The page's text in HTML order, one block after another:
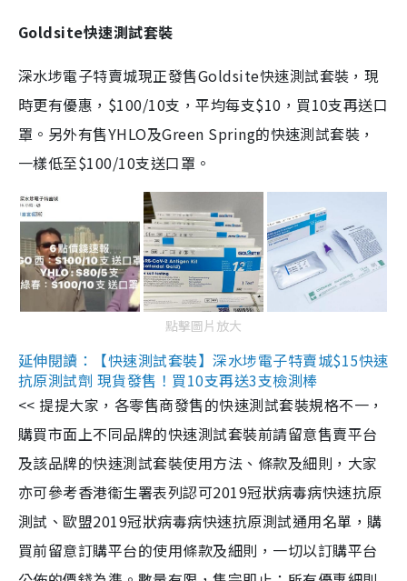
Goldsite快速測試套裝
深水埗電子特賣城現正發售Goldsite快速測試套裝，現
時更有優惠，$100/10支，平均每支$10，買10支再送口
罩。另外有售YHLO及Green Spring的快速測試套裝，
一樣低至$100/10支送口罩。
點擊圖片放大
延伸閱讀：【快速測試套裝】深水埗電子特賣城$15快速
抗原測試劑 現貨發售！買10支再送3支檢測棒
<< 提提大家，各零售商發售的快速測試套裝規格不一，
購買市面上不同品牌的快速測試套裝前請留意售賣平台
及該品牌的快速測試套裝使用方法、條款及細則，大家
亦可參考香港衞生署表列認可2019冠狀病毒病快速抗原
測試、歐盟2019冠狀病毒病快速抗原測試通用名單，購
買前留意訂購平台的使用條款及細則，一切以訂購平台